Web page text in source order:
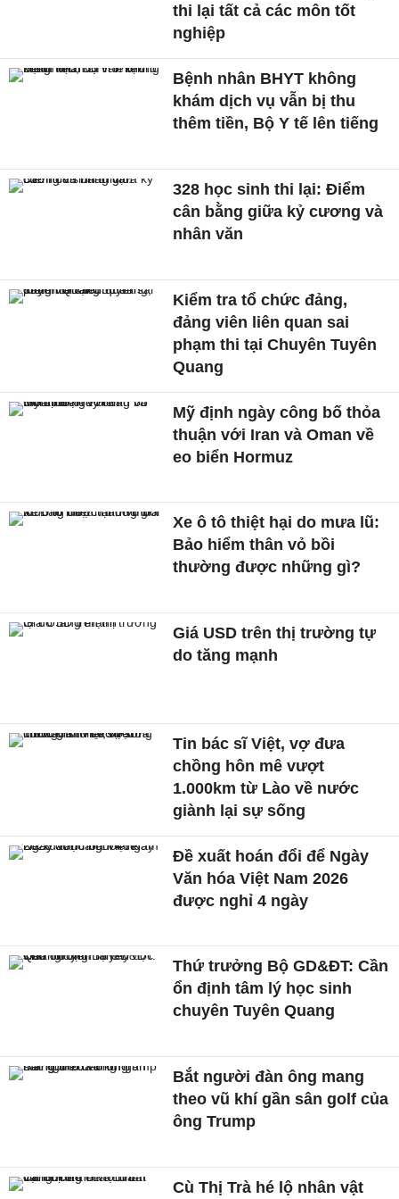
thi lại tất cả các môn tốt
nghiệp
Bệnh nhân BHYT không
khám dịch vụ vẫn bị thu
thêm tiền, Bộ Y tế lên tiếng
328 học sinh thi lại: Điểm
cân bằng giữa kỷ cương và
nhân văn
Kiểm tra tổ chức đảng,
đảng viên liên quan sai
phạm thi tại Chuyên Tuyên
Quang
Mỹ định ngày công bố thỏa
thuận với Iran và Oman về
eo biển Hormuz
Xe ô tô thiệt hại do mưa lũ:
Bảo hiểm thân vỏ bồi
thường được những gì?
Giá USD trên thị trường tự
do tăng mạnh
Tin bác sĩ Việt, vợ đưa
chồng hôn mê vượt
1.000km từ Lào về nước
giành lại sự sống
Đề xuất hoán đổi để Ngày
Văn hóa Việt Nam 2026
được nghỉ 4 ngày
Thứ trưởng Bộ GD&ĐT: Cần
ổn định tâm lý học sinh
chuyên Tuyên Quang
Bắt người đàn ông mang
theo vũ khí gần sân golf của
ông Trump
Cù Thị Trà hé lộ nhân vật